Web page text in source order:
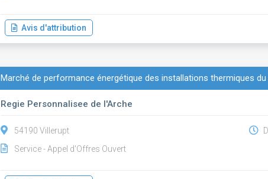
Avis d'attribution
Marché de performance énergétique des installations thermiques
Regie Personnalisee de l'Arche
54190 Villerupt
Service - Appel d'Offres Ouvert